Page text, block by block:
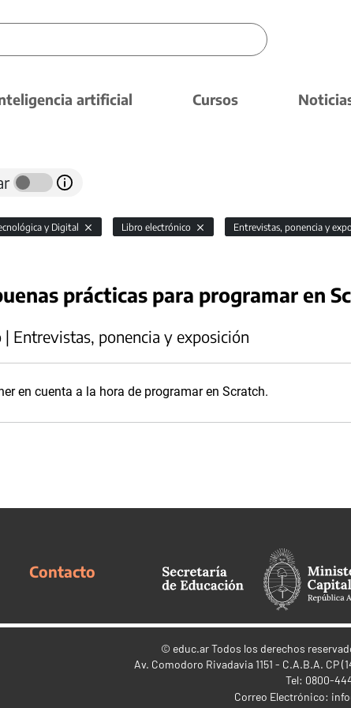
artificial Cursos
y Digital Libro electrónico
Entrevistas, ponencia y
prácticas para programar en
Entrevistas, ponencia y exposición
en cuenta a la hora de programar en Scratch.
Contacto
© educ.arTodos los derechos
Av. Comodoro Rivadavia 1151 - C.A.B.A. CP
Tel: 0800-
Correo Electrónico: